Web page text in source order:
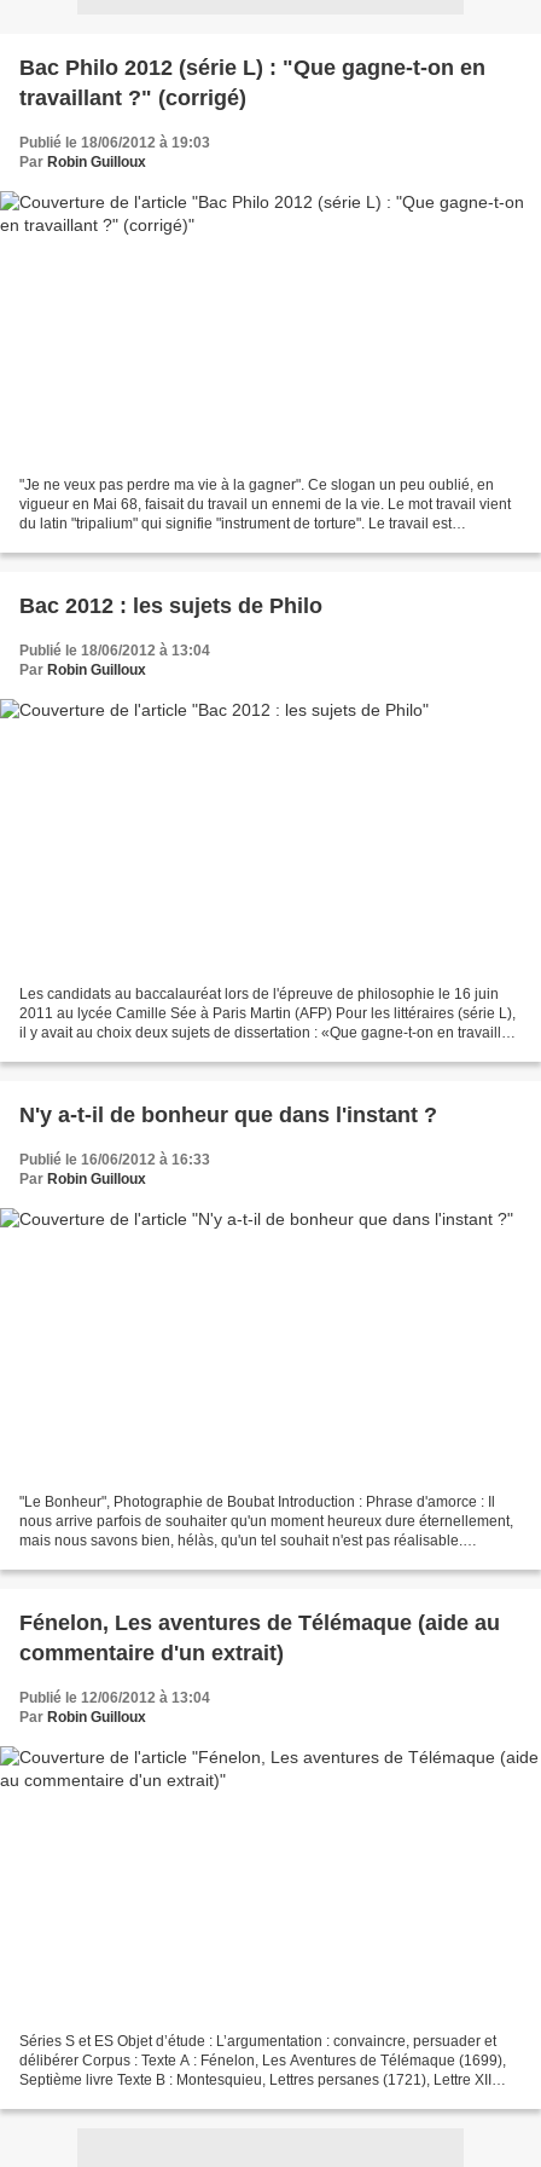
Bac Philo 2012 (série L) : "Que gagne-t-on en
travaillant ?" (corrigé)
Publié le 18/06/2012 à 19:03
Par Robin Guilloux
"Je ne veux pas perdre ma vie à la gagner". Ce slogan un peu oublié, en
vigueur en Mai 68, faisait du travail un ennemi de la vie. Le mot travail vient
du latin "tripalium" qui signifie "instrument de torture". Le travail est
Bac 2012 : les sujets de Philo
Publié le 18/06/2012 à 13:04
Par Robin Guilloux
Les candidats au baccalauréat lors de l'épreuve de philosophie le 16 juin
2011 au lycée Camille Sée à Paris Martin (AFP) Pour les littéraires (série L),
il y avait au choix deux sujets de dissertation : «Que gagne-t-on en travaillant
N'y a-t-il de bonheur que dans l'instant ?
Publié le 16/06/2012 à 16:33
Par Robin Guilloux
"Le Bonheur", Photographie de Boubat Introduction : Phrase d'amorce : Il
nous arrive parfois de souhaiter qu'un moment heureux dure éternellement,
mais nous savons bien, hélàs, qu'un tel souhait n'est pas réalisable.
Fénelon, Les aventures de Télémaque (aide au
commentaire d'un extrait)
Publié le 12/06/2012 à 13:04
Par Robin Guilloux
Séries S et ES Objet d’étude : L’argumentation : convaincre, persuader et
délibérer Corpus : Texte A : Fénelon, Les Aventures de Télémaque (1699),
Septième livre Texte B : Montesquieu, Lettres persanes (1721), Lettre XII